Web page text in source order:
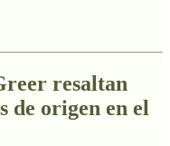
resaltan
de origen en el